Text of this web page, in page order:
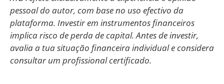
pessoal do autor, com base no uso efectivo da
plataforma. Investir em instrumentos financeiros
implica risco de perda de capital. Antes de investir,
avalia a tua situação financeira individual e considera
consultar um profissional certificado.